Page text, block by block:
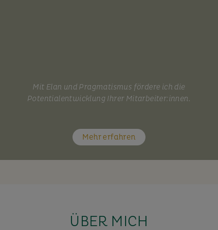
Mit Elan und Pragmatismus fördere ich die
Potentialentwicklung Ihrer Mitarbeiter:innen.
Mehr erfahren
ÜBER MICH